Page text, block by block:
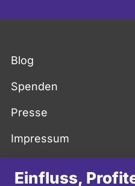
Einfluss,
Blog
Spenden
Presse
Impressum
More in English